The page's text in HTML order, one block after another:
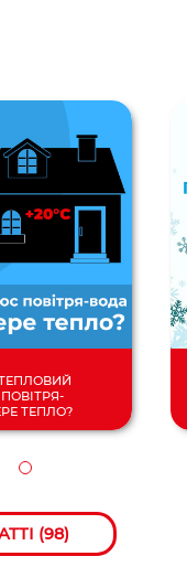
ТЕПЛО?
(98)